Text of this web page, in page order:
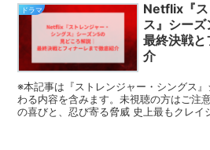
ドラマ
Netflix『ス
ス』シーズ
最終決戦
介
※本記事は『ストレンジャー・シングス
わる内容を含みます。未視聴の方はご注
の喜びと、忍び寄る脅威 史上最もクレ